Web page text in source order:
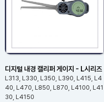
디지털 내경 캘리퍼 게이지 - L시리즈
L313, L330, L350, L390, L415, L4
40, L470, L850, L870, L4100, L41
30, L4150